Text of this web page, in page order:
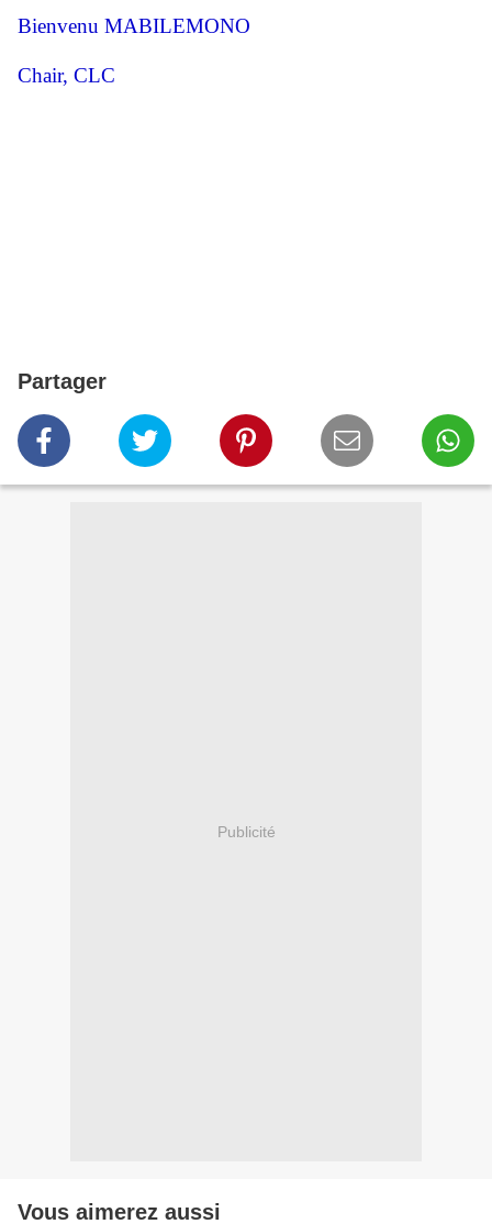
Bienvenu MABILEMONO
Chair, CLC
Partager
Publicité
Vous aimerez aussi